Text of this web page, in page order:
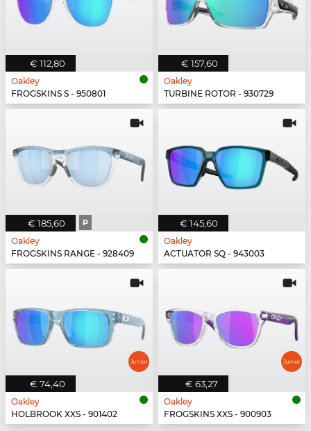
€ 112,80
Oakley
FROGSKINS S - 950801
€ 157,60
Oakley
TURBINE ROTOR - 930729
€ 185,60 P
Oakley
FROGSKINS RANGE - 928409
€ 145,60
Oakley
ACTUATOR SQ - 943003
€ 74,40
Oakley
HOLBROOK XXS - 901402
€ 63,27
Oakley
FROGSKINS XXS - 900903